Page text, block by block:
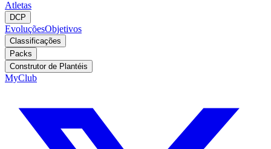
Atletas
DCP
EvoluçõesObjetivos
Classificações
Packs
Construtor de Plantéis
MyClub